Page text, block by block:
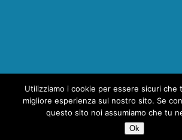
Copyright © 2026 | MH Magazine WordPress
Utilizziamo i cookie per essere sicuri che
migliore esperienza sul nostro sito. Se
questo sito noi assumiamo che tu
Ok